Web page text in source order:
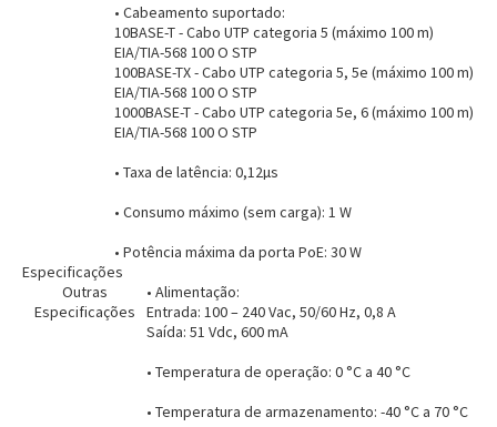
Entendi
Entendi
Entendi
Entendi
• Cabeamento suportado:
10BASE-T - Cabo UTP categoria 5 (máximo 100 m)
EIA/TIA-568 100 O STP
100BASE-TX - Cabo UTP categoria 5, 5e (máximo 100 m)
EIA/TIA-568 100 O STP
1000BASE-T - Cabo UTP categoria 5e, 6 (máximo 100 m)
EIA/TIA-568 100 O STP
• Taxa de latência: 0,12µs
• Consumo máximo (sem carga): 1 W
• Potência máxima da porta PoE: 30 W
Especificações
Outras
Especificações
• Alimentação:
Entrada: 100 – 240 Vac, 50/60 Hz, 0,8 A
Saída: 51 Vdc, 600 mA
• Temperatura de operação: 0 °C a 40 °C
• Temperatura de armazenamento: -40 °C a 70 °C